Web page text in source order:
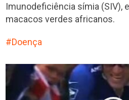
Imunodeficiência símia (SIV),
macacos verdes africanos.
Doença